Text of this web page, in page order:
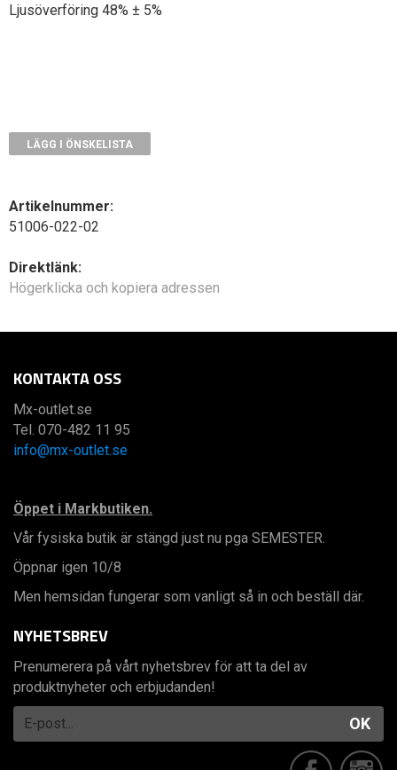
Ljusöverföring 48% ± 5%
LÄGG I ÖNSKELISTA
Artikelnummer:
51006-022-02
Direktlänk:
Högerklicka och kopiera adressen
KONTAKTA OSS
Mx-outlet.se
Tel. 070-482 11 95
info@mx-outlet.se
Öppet i Markbutiken.
Vår fysiska butik är stängd just nu pga SEMESTER.
Öppnar igen 10/8
Men hemsidan fungerar som vanligt så in och beställ där.
NYHETSBREV
Prenumerera på vårt nyhetsbrev för att ta del av
produktnyheter och erbjudanden!
OK